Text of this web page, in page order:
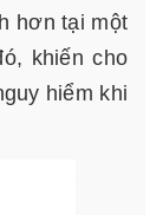
hơn tại một
khiến cho
hiểm khi